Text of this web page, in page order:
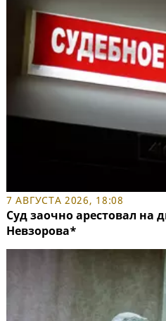
7 АВГУСТА 2026, 18:08
Суд заочно арестовал на
Невзорова*